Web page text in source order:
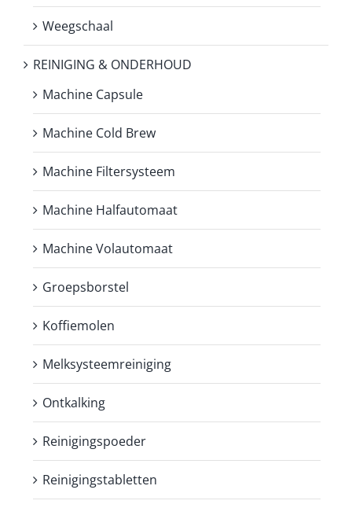
Weegschaal
REINIGING & ONDERHOUD
Machine Capsule
Machine Cold Brew
Machine Filtersysteem
Machine Halfautomaat
Machine Volautomaat
Groepsborstel
Koffiemolen
Melksysteemreiniging
Ontkalking
Reinigingspoeder
Reinigingstabletten